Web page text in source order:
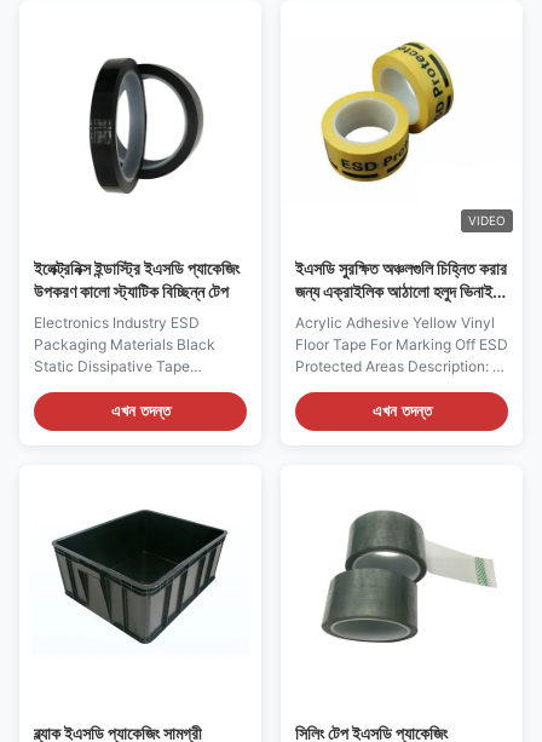
transit 4, Typical surface
resistance: 104-108ohms
Features Model 3605 ESD Safe
Yes External Dimension
202x123x50mm Internal
Dimension 193x114x41mm
Material Conductive
washing with normal cleaners
3, All containers are returnable,
reusable and recyclable 4,
Double-wall construction for
long term performance 5,
Typical surface resistance:
104-108ohms Features ESD
Safe Yes External Dimension As
ইলেক্ট্রনিক্স ইন্ডাস্ট্রি ইএসডি প্যাকেজিং
উপকরণ কালো স্ট্যাটিক বিচ্ছিন্ন টেপ
Electronics Industry ESD
Packaging Materials Black
Static Dissipative Tape
Description: 1, It is made of
conductive BOPP material with
water-based pressure sensitive
amendment directives. 3, It is
silicon free, with no residues,
and supplied on a plastic core
4, The grid pattern includes the
ESD logo to raise warning for
packaged goods 5, Typically
used for circuit boards, laptops,
এখন তদন্ত
VIDEO
ইএসডি সুরক্ষিত অঞ্চলগুলি চিহ্নিত করার
জন্য এক্রাইলিক আঠালো হলুদ ভিনাইল
তল টেপ
Acrylic Adhesive Yellow Vinyl
Floor Tape For Marking Off ESD
Protected Areas Description: 1,
Bright yellow vinyl floor tape
with bold black ESD symbols
and print reading in 2 types,
Tear resistant 2″ wide rolls are
available in lengths of 72′ 3, It
is a heavy duty and highly
durable warning floor tape that
will provide long life in high
traffic work areas. Features: 1,
এখন তদন্ত
ব্ল্যাক ইএসডি প্যাকেজিং সামগ্রী সিলিং টেপ ইএসডি প্যাকেজিং